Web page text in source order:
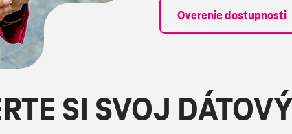
Overenie dostupnosti
SI SVOJ